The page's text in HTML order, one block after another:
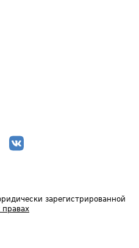
зарегистрированной
правах